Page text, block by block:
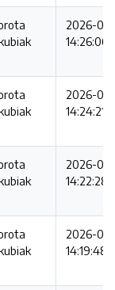
2026-
14:26:06
2026-
14:24:21
2026-
14:22:28
2026-
14:19:48